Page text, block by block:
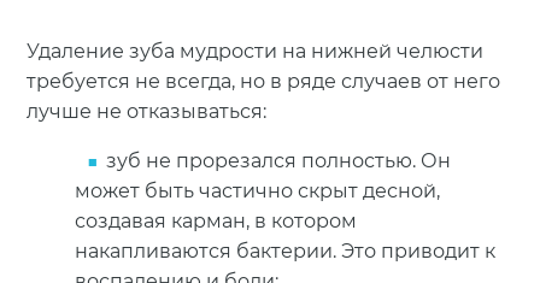
Удаление зуба мудрости на нижней челюсти
требуется не всегда, но в ряде случаев от него
лучше не отказываться:
зуб не прорезался полностью. Он
может быть частично скрыт десной,
создавая карман, в котором
накапливаются бактерии. Это приводит к